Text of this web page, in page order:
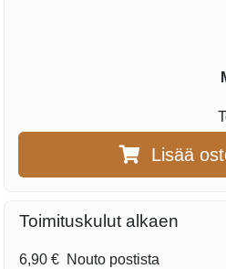
Lisää
Toimituskulut alkaen
6,90 € Nouto postista